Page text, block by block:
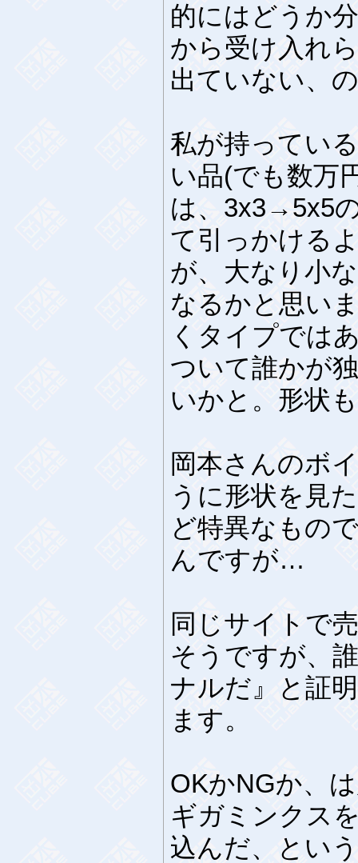
的にはどうか
から受け入れ
出ていない、
私が持ってい
い品(でも数万
は、3x3→5x5
て引っかける
が、大なり小
なるかと思い
くタイプでは
ついて誰かが
いかと。形状
岡本さんのボ
うに形状を見
ど特異なもの
んですが…
同じサイトで
そうですが、
ナルだ』と証
ます。
OKかNGか、
ギガミンクス
込んだ、とい